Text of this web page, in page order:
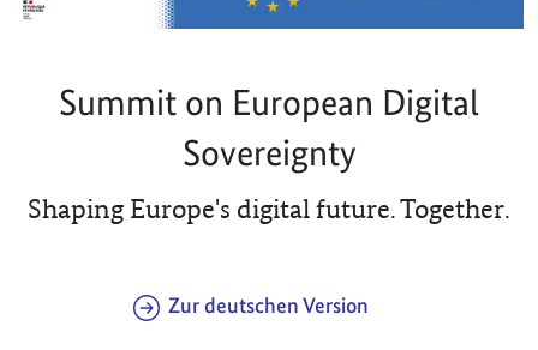
Summit on European Digital
Sovereignty
Shaping Europe's digital future. Together.
Zur deutschen Version